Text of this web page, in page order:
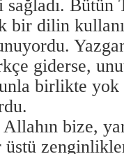
Bütün
bir dilin
giderse,
birlikte
Allahın bize,
üstü